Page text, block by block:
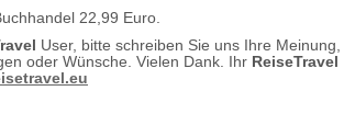
22,99 Euro.
User, bitte schreiben Sie uns Ihre Meinung,
oder Wünsche. Vielen Dank. Ihr ReiseTravel